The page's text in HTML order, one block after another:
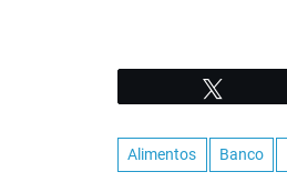
Alimentos Banco